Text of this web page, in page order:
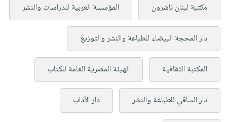
مكتبة لبنان ناشرون المؤسسة العربية للدراسات والنشر
دار المحجة البيضاء للطباعة والنشر والتوزيع
المكتبة الثقافية الهيئة المصرية العامة للكتاب
دار الساقي للطباعة والنشر دار الآداب